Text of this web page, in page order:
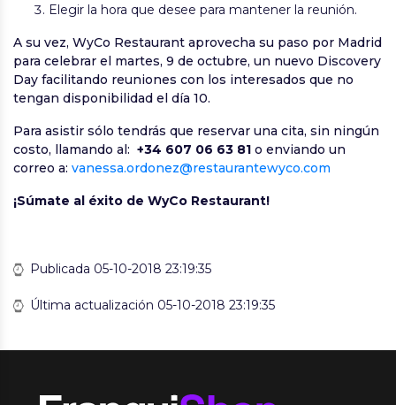
Elegir la hora que desee para mantener la reunión.
A su vez, WyCo Restaurant aprovecha su paso por Madrid
para celebrar el martes, 9 de octubre, un nuevo Discovery
Day facilitando reuniones con los interesados que no
tengan disponibilidad el día 10.
Para asistir sólo tendrás que reservar una cita, sin ningún
costo, llamando al: +34 607 06 63 81 o enviando un
correo a: vanessa.ordonez@restaurantewyco.com
¡Súmate al éxito de WyCo Restaurant!
Publicada 05-10-2018 23:19:35
Última actualización 05-10-2018 23:19:35